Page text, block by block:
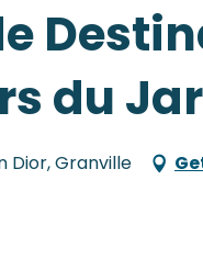
du
Dior, Granville